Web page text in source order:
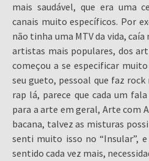
mais saudável, que era uma
canais muito específicos. Por
não tinha uma MTV da vida,
artistas mais populares, dos
começou a se especificar
seu gueto, pessoal que faz
rap lá, parece que cada um
para a arte em geral, Arte com
bacana, talvez as misturas
senti muito isso no “Insular”,
sentido cada vez mais,